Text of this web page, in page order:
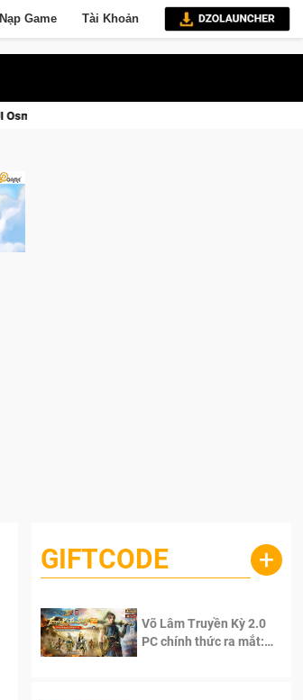
Nạp Game Tài Khoản
GIFTCODE +
Võ Lâm Truyền Kỳ 2.0
PC chính thức ra mắt: